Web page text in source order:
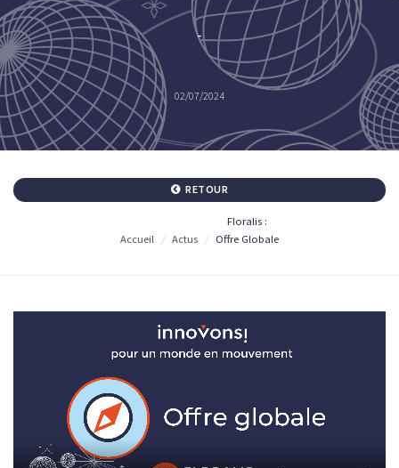
-
02/07/2024
RETOUR
Accueil / Actus /
Floralis :
Offre Globale